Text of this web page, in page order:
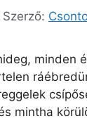
Szerző:
minden
mintha